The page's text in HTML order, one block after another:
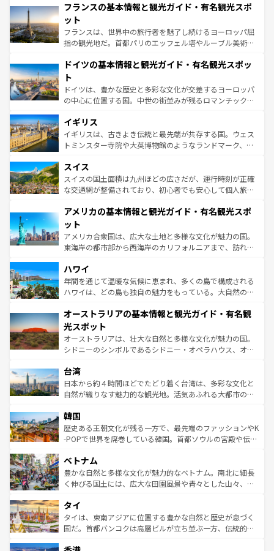
ませてくれるイタリアで、忘れられない旅をしてみよう！
なお、新着のイタリア情報は
しい。
文化が根付くこの国では、情熱的なフラメンコ、熱気あふ
れる闘牛、そして美味しいタパスが生活の一部となってい
る。首都マドリードの洗練された雰囲気や、バルセロナの
アートに溢れた街角から、地方では古代ローマ遺跡や中世
せる。地方によって風土や気候が異なるスペインはその個
ンテンツ一覧 を参照してほしい。
フランスの基本情報と観光ガイド・有名観光スポ
ット
フランスは、世界中の旅行者を魅了し続けるヨーロッパ屈
指の観光地だ。首都パリのエッフェル塔やルーブル美術館
で、幅広い魅力が詰まっている。華麗な宮殿、歴史的な大
聖堂、美しいビーチ、そして豊かな自然が、訪れる者を心
から魅了する。また、フランスは美食の国としても知ら
れ、フランス料理はユネスコ無形文化遺産にも登録されて
香り高いラベンダー畑など、多彩な楽しみ方が可能だ。さ
らに、パリ以外の地域にも魅力が溢れており、どの街角に
も豊かな歴史と文化が息づいている。パリ以外の個性あふ
を参照してほしい。
ドイツの基本情報と観光ガイド・有名観光スポッ
ト
ドイツは、豊かな歴史と多彩な文化が交差するヨーロッパ
の中心に位置する国。中世の街並みが残るロマンチック街
顔を持つこの国は、どこを歩いても飽きることがない。ベ
ルリンの文化的活気、バイエルン州のアルプスの絶景、そ
してライン川沿いのワイン畑といった風景は必見。ビール
は、お酒好きな人にはぜひ体験してほしい。 なお、新着の
ドイツ情報はコンテンツ一覧を参照してほしい。
イギリス
イギリスは、古きよき伝統と最先端が共存する国。ウェス
トミンスター寺院や大英博物館のようなランドマーク、歴
リアごとに異なる魅力がある。また、優雅なアフタヌーン
ティー、ビール好きにはたまらない英国パブ、サッカー観
戦など、本場だからこそできる体験も豊富。イギリスを旅
ンツ一覧を参照してほしい。
スイス
スイスの国土面積は九州ほどの広さだが、運行時刻が正確
な交通網が整備されており、初心者でも安心して個人旅行
の建物がそのまま残る町や、スイスならではのユニークな
博物館もあり、アルプス観光だけでなく町歩きも満喫する
ことができる。国民の所得が高いため物価も高いが、旅行
者向けの交通パス提供のサービスもあり、うまく活用すれ
着のスイス情報は
アメリカの基本情報と観光ガイド・有名観光スポ
ット
アメリカ合衆国は、広大な土地と多様な文化が魅力の国。
東海岸の都市部から西海岸のカリフォルニアまで、訪れる
のような巨大都市は、観光、ショッピング、エンターテイ
ンメントが詰まった刺激的なスポットだ。一方、アメリカ
西部には大自然が広がり、グランドキャニオンやイエロー
部のニューオーリンズでは、音楽と美食が融合した独特の
文化が魅力。旅行者はアメリカの各地域で異なる魅力を楽
しみながら、その多様性と豊かな歴史を感じることができ
るだろう。車でのロードトリップや列車の旅も、アメリカ
情報は
ハワイ
年間を通じて温暖な気候に恵まれ、多くの島で構成される
ハワイは、どの島も独自の魅力をもっている。大自然の神
ワイ島は見逃せない。また、定番の観光地といえばオアフ
島だが、静かな自然を求めるならマウイ島やカウアイ島が
おすすめ。エメラルドグリーンに輝く海をはじめ、豊かな
文化や歴史が息づいている。「アロハスピリット」と呼ば
人々、おいしいローカルフードやハワイアンミュージッ
ク、伝統的なフラダンスなど、すべてがハワイの魅力を彩
っている。訪れるたびに新しい発見と感動が待っているハ
はコンテンツ一覧
オーストラリアの基本情報と観光ガイド・有名観
光スポット
オーストラリアは、壮大な自然と多様な文化が魅力の国。
シドニーのシンボルであるシドニー・オペラハウス、オー
リアリーフや大陸中央部にそびえるウルル（エアーズロッ
ク）、タスマニアの美しい原生林やケアンズの熱帯雨林な
ど、見どころがたくさん。また、カフェやワイン、オージ
いる。アクティビティも充実しており、サーフィンやダイ
ビング、ハイキングなど、アウトドア好きにはたまらな
い。オーストラリアの多彩な魅力を存分に味わいつくそ
参照してほしい。
台湾
日本から約４時間ほどでたどり着く台湾は、多彩な文化と
自然が織りなす魅力的な観光地。活気あふれる大都市の台
ン）、静ひつな山岳地帯である台湾東部など、都市の喧騒
と山間の静けさが共存しており、訪れる人に新しい発見と
驚きをもたらしてくれる。また、奥深い台湾の食文化も魅
容にもいいと評判のスイーツなど、バラエティ豊かな料理
が味わえる。 なお、新着の台湾情報は コンテンツ一覧を参
照してほしい。
韓国
歴史ある王朝文化が残る一方で、最先端のファッションやK
-POPで世界を席巻している韓国。首都ソウルの宮殿や伝統
き、地方に足を延ばせば四季折々の自然美を楽しむことが
できる。そして、キムチや焼肉、絶品のストリートフード
まで、さまざまな韓国料理が待っている。夜には、韓国な
リティに包まれながら、韓国の多彩な魅力を心ゆくまで味
わってみてほしい。 なお、新着の韓国情報はコンテンツ一
覧を参照してほしい。
ベトナム
豊かな自然と多様な文化が魅力的なベトナム。南北に細長
く伸びる国土には、広大な田園風景や青々とした山々、世
急速な発展と共に伝統が息づく。ハノイの古い町並みやホ
ーチミン市のフランス統治時代の建物も、独特の雰囲気を
醸し出している。また、バラエティの豊かさとおいしさで
タイ
タイは、東南アジアに位置する豊かな自然と歴史が息づく
国だ。首都バンコクは高層ビルが立ち並ぶ一方、伝統的な